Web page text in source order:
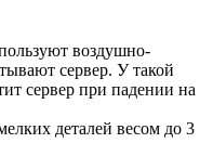
воздушно-
сервер. У такой
сервер при падении на
деталей весом до 3